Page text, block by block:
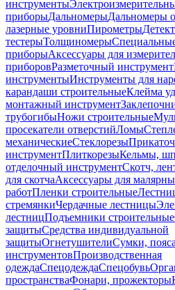
инструменты
приборыДальномерыДальномеры
лазерные уровниПирометры
тестерыТолщиномеры
приборыАксессуары для
приборовРазметочный инструмент
инструментыИнструменты для
карандаши строительныеКлейма
монтажный инструмент
трубогибыНожи строительные
просекатели отверстийЛомы
механическиеСтеклорезы
инструментПлиткорезыКельмы,
отделочный инструментСкотч,
для скотчаАксессуары для
работПленки строительные
стремянкиЧердачные лестницы
лестницПодъемники строительные
защитыСредства индивидуальной
защитыОгнетушителиСумки,
инструментовПроизводственная
одеждаСпецодеждаСпецобувь
пространстваФонари, прожекторы